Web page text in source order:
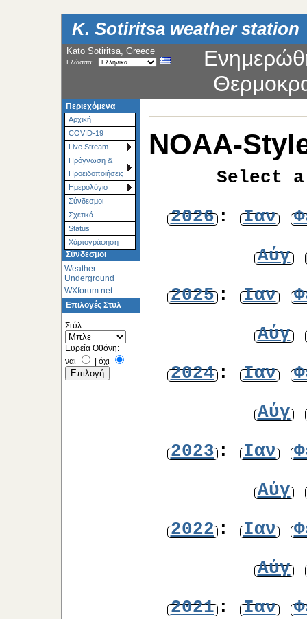
K. Sotiritsa weather station
Kato Sotiritsa, Greece
Γλώσσα:
Περιεχόμενα
Αρχική
COVID-19
Live Stream
Πρόγνωση &
Προειδοποιήσεις
Ημερολόγιο
Σύνδεσμοι
Σχετικά
Status
Χάρτoγράφηση
Σύνδεσμοι
Weather
Underground
WXforum.net
Επιλογές Στυλ
Στύλ:
Ευρεία Οθόνη:
ναι
| όχι
NOAA-
Select
2026: Ιαν
Αύγ
2025: Ιαν
Αύγ
2024: Ιαν
Αύγ
2023: Ιαν
Αύγ
2022: Ιαν
Αύγ
2021: Ιαν